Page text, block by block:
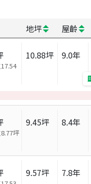
地坪 屋齡
17.54
10.88坪 9.0年
8.77坪
9.45坪 8.4年
9.57坪 7.8年